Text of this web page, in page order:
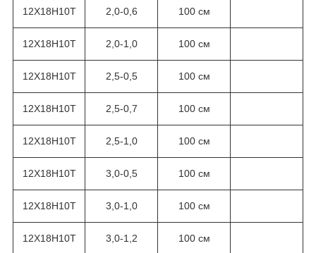
12Х18Н10Т 2,0-0,6 100 см
12Х18Н10Т 2,0-1,0 100 см
12Х18Н10Т 2,5-0,5 100 см
12Х18Н10Т 2,5-0,7 100 см
12Х18Н10Т 2,5-1,0 100 см
12Х18Н10Т 3,0-0,5 100 см
12Х18Н10Т 3,0-1,0 100 см
12Х18Н10Т 3,0-1,2 100 см